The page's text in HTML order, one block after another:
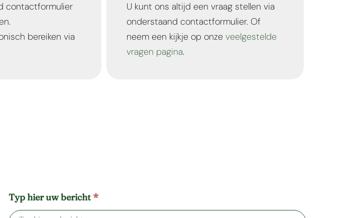
contactformulier
bereiken via
U kunt ons altijd een vraag stellen via
onderstaand contactformulier. Of
neem een kijkje op onze veelgestelde
vragen pagina.
Typ hier uw bericht *